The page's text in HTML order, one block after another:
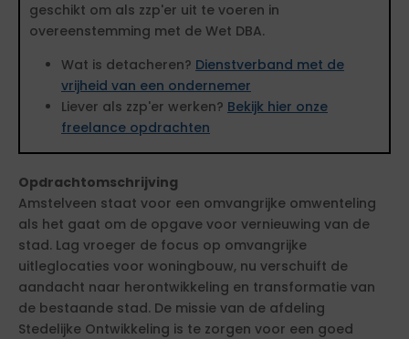
geschikt om als zzp'er uit te voeren in
overeenstemming met de Wet DBA.
Wat is detacheren? Dienstverband met de
vrijheid van een ondernemer
Liever als zzp'er werken? Bekijk hier onze
freelance opdrachten
Opdrachtomschrijving
Amstelveen staat voor een omvangrijke omwenteling
als het gaat om de opgave voor vernieuwing van de
stad. Lag vroeger de focus op omvangrijke
uitleglocaties voor woningbouw, nu verschuift de
aandacht naar herontwikkeling en transformatie van
de bestaande stad. De missie van de afdeling
Stedelijke Ontwikkeling is te zorgen voor een goed